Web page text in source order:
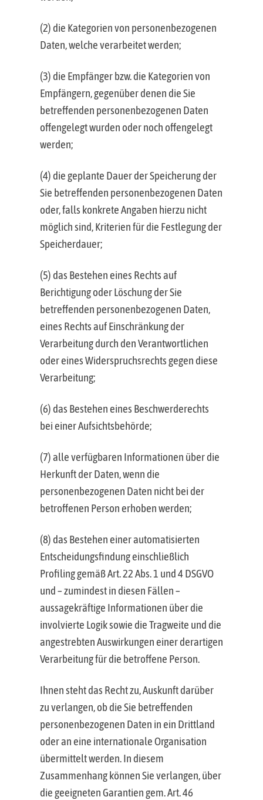
(2) die Kategorien von personenbezogenen
Daten, welche verarbeitet werden;
(3) die Empfänger bzw. die Kategorien von
Empfängern, gegenüber denen die Sie
betreffenden personenbezogenen Daten
offengelegt wurden oder noch offengelegt
werden;
(4) die geplante Dauer der Speicherung der
Sie betreffenden personenbezogenen Daten
oder, falls konkrete Angaben hierzu nicht
möglich sind, Kriterien für die Festlegung der
Speicherdauer;
(5) das Bestehen eines Rechts auf
Berichtigung oder Löschung der Sie
betreffenden personenbezogenen Daten,
eines Rechts auf Einschränkung der
Verarbeitung durch den Verantwortlichen
oder eines Widerspruchsrechts gegen diese
Verarbeitung;
(6) das Bestehen eines Beschwerderechts
bei einer Aufsichtsbehörde;
(7) alle verfügbaren Informationen über die
Herkunft der Daten, wenn die
personenbezogenen Daten nicht bei der
betroffenen Person erhoben werden;
(8) das Bestehen einer automatisierten
Entscheidungsfindung einschließlich
Profiling gemäß Art. 22 Abs. 1 und 4 DSGVO
und – zumindest in diesen Fällen –
aussagekräftige Informationen über die
involvierte Logik sowie die Tragweite und die
angestrebten Auswirkungen einer derartigen
Verarbeitung für die betroffene Person.
Ihnen steht das Recht zu, Auskunft darüber
zu verlangen, ob die Sie betreffenden
personenbezogenen Daten in ein Drittland
oder an eine internationale Organisation
übermittelt werden. In diesem
Zusammenhang können Sie verlangen, über
die geeigneten Garantien gem. Art. 46